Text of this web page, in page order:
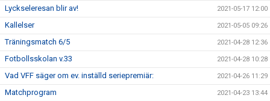
Lyckseleresan blir av! 2021-05-17 12:00
Kallelser 2021-05-05 09:26
Träningsmatch 6/5 2021-04-28 12:36
Fotbollsskolan v.33 2021-04-28 10:28
Vad VFF säger om ev. inställd seriepremiär: 2021-04-26 11:29
Matchprogram 2021-04-23 13:44